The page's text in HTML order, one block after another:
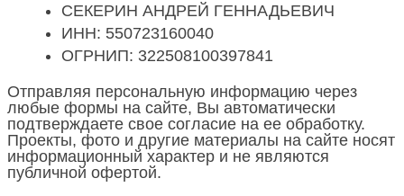
СЕКЕРИН АНДРЕЙ ГЕННАДЬЕВИЧ
ИНН: 550723160040
ОГРНИП: 322508100397841
Отправляя персональную информацию через
любые формы на сайте, Вы автоматически
подтверждаете свое согласие на ее обработку.
Проекты, фото и другие материалы на сайте носят
информационный характер и не являются
публичной офертой.